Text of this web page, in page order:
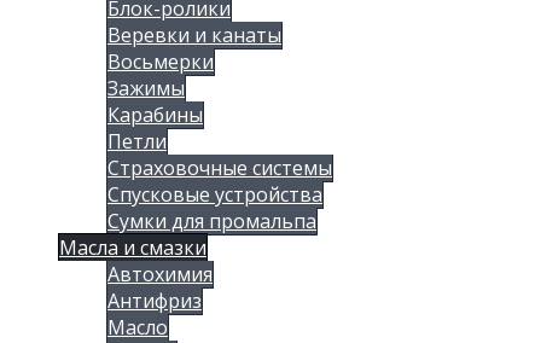
Блок-ролики
Веревки и канаты
Восьмерки
Зажимы
Карабины
Петли
Страховочные системы
Спусковые устройства
Сумки для промальпа
Масла и смазки
Автохимия
Антифриз
Масло